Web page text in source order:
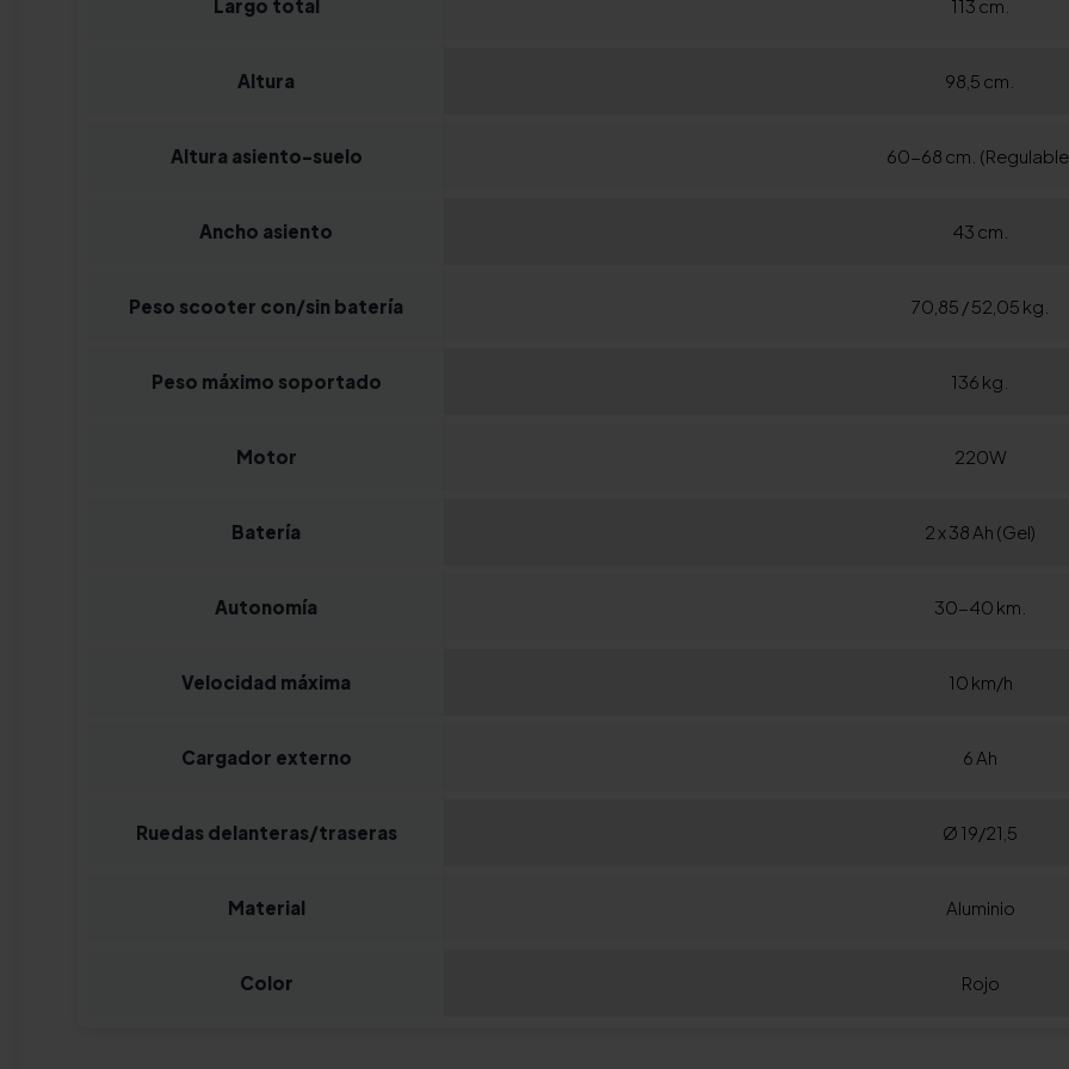
Largo total 113 cm.
Altura 98,5 cm.
Altura asiento-suelo 60-68 cm.
Ancho asiento 43 cm.
Peso scooter con/sin batería 70,85 / 52,05 kg.
Peso máximo soportado 136 kg.
Motor 220W
Batería 2 x 38 Ah (Gel)
Autonomía 30-40 km.
Velocidad máxima 10 km/h
Cargador externo 6 Ah
Ruedas delanteras/traseras Ø 19/21,5
Material Aluminio
Color Rojo